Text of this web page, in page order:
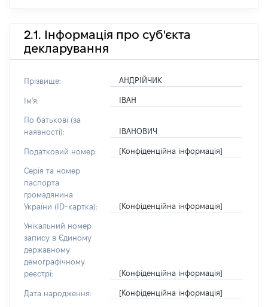
2.1. Інформація про суб'єкта
декларування
Прізвище: АНДРІЙЧИК
Ім'я: ІВАН
По батькові (за
наявності):
ІВАНОВИЧ
Податковий номер: [Конфіденційна інформація]
Серія та номер
паспорта
громадянина
України (ID-картка):
[Конфіденційна інформація]
Унікальний номер
запису в Єдиному
державному
демографічному
реєстрі:
[Конфіденційна інформація]
Дата народження: [Конфіденційна інформація]